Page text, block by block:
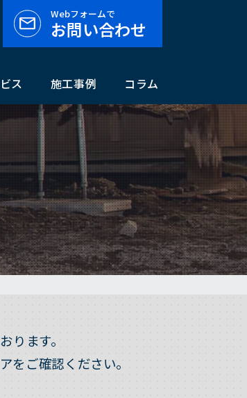
ス 施工事例 コラム
Webフォームで
お問い合わせ
ります。
をご確認ください。